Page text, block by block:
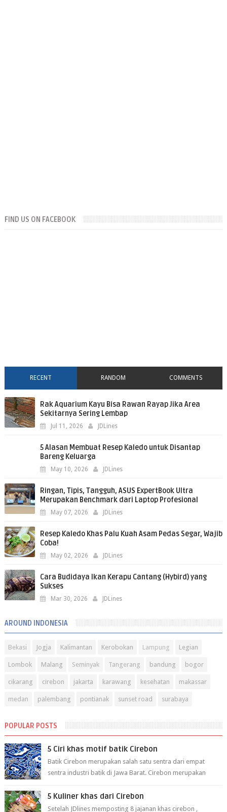
FIND US ON FACEBOOK
RECENT RANDOM COMMENTS
Rak Aquarium Kayu Bisa Rawan Rayap Jika Area
Sekitarnya Sering Lembap
Jul 11, 2026 JDLines
5 Alasan Membuat Resep Kaledo untuk Disantap
Bareng Keluarga
May 10, 2026 JDLines
Ringan, Tipis, Tangguh, ASUS ExpertBook Ultra
Merupakan Benchmark dari Laptop Profesional
May 07, 2026 JDLines
Resep Kaledo Khas Palu Kuah Asam Pedas Segar, Wajib
Coba!
May 02, 2026 JDLines
Cara Budidaya Ikan Kerapu Cantang (Hybird) yang
Sukses
Mar 30, 2026 JDLines
AROUND INDONESIA
Bekasi Jogja Kalimantan Kerobokan Lampung Legian
Lombok Malang Seminyak Tangerang bandung bogor
cikarang cirebon jakarta karawang kesehatan makassar
medan palembang pontianak sunset road surabaya
POPULAR POSTS
5 Ciri khas motif batik Cirebon
Batik Cirebon merupakan salah satu sentra dari empat
sentra industri batik di Jawa Barat. Cirebon merupakan
5 Kuliner khas dari Cirebon
Setelah JDlines memposting 8 jajanan khas cirebon ,